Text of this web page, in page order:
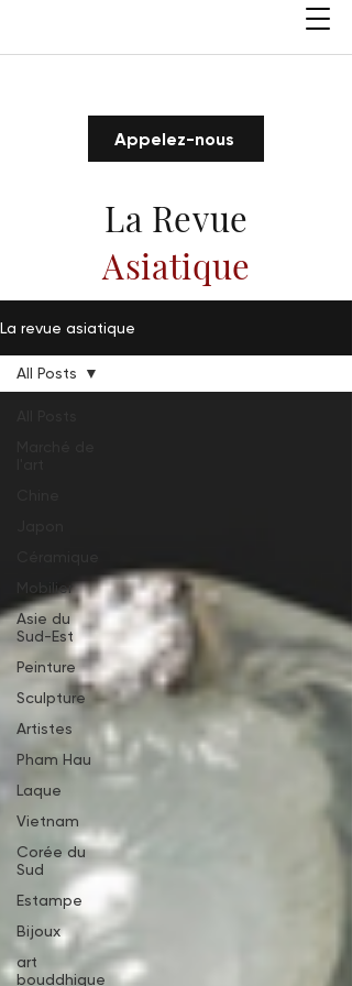
Appelez-nous
La Revue
Asiatique
La revue asiatique
Mobilier
Asie du
Sud-Est
Peinture
Sculpture
Artistes
Pham Hau
Laque
Vietnam
Corée du
Sud
Estampe
Bijoux
art
bouddhique
All Posts